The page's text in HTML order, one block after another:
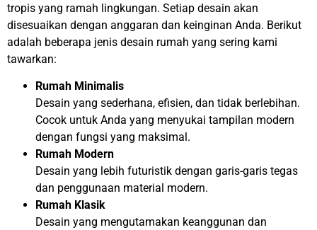
tropis yang ramah lingkungan. Setiap desain akan
disesuaikan dengan anggaran dan keinginan Anda. Berikut
adalah beberapa jenis desain rumah yang sering kami
tawarkan:
Rumah Minimalis
Desain yang sederhana, efisien, dan tidak berlebihan.
Cocok untuk Anda yang menyukai tampilan modern
dengan fungsi yang maksimal.
Rumah Modern
Desain yang lebih futuristik dengan garis-garis tegas
dan penggunaan material modern.
Rumah Klasik
Desain yang mengutamakan keanggunan dan